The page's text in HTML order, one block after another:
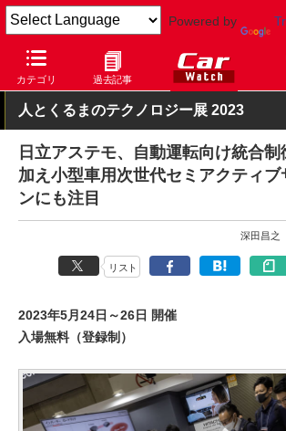
Powered by
カテゴリ 過去記事
Car Watch イベント 人とくるまのテクノロ
人とくるまのテクノロジー展 2023
日立アステモ、自動運転向け統合
加え小型車用次世代セミアクティブ
ンにも注目
深田昌之
リスト
2023年5月24日～26日 開催
入場無料（登録制）